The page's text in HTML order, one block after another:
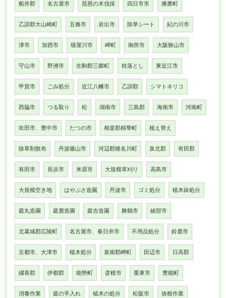
船井郡 名古屋市 琵琶の木伐採 四日市市 播磨町
乙訓郡大山崎町 五條市 岩出市 除草シート 紀の川市
津市 加西市 寝屋川市 岬町 御所市 大阪狭山市
守山市 野洲市 生駒郡三郷町 枝落とし 東近江市
甲賀市 ごみ処分 近江八幡市 乙訓郡 シマトネリコ
西脇市 つる取り 松 湖南市 三島郡 海南市 河南町
吹田市、豊中市 たつの市 相楽郡精華町 植え替え
除草剤散布 丹波篠山市 河辺郡猪名川町 泉北郡 有田郡
有田市 長浜市 米原市 大規模草刈り 高島市
大規模空き地 はやぶさ造園 丹波市 ゴミ処分 植木鉢処分
庭丸造園 庭鹿造園 庭吉造園 舞鶴市 綾部市
北葛城郡広陵町 名古屋市、春日井市 不用品処分 鈴鹿市
京都市、大津市 植木処分 泉南郡岬町 田辺市 日高郡
綴喜郡 伊都郡 能勢町 彦根市 栗東市 豊能町
消毒作業 庭の手入れ 植木の処分 松阪市 抜根作業